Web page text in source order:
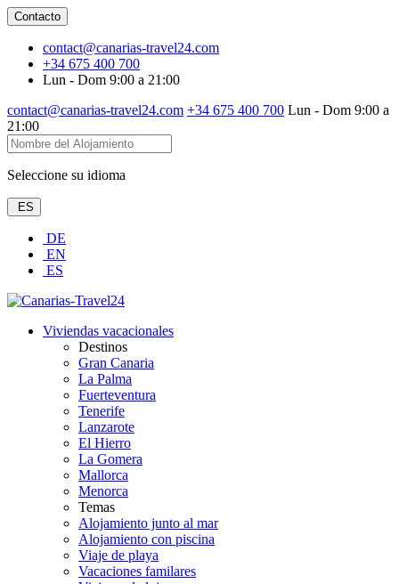
Contacto
contact@canarias-travel24.com
+34 675 400 700
Lun - Dom 9:00 a 21:00
contact@canarias-travel24.com +34 675 400 700 Lun - Dom 9:00 a
21:00
Seleccione su idioma
ES
DE
EN
ES
Viviendas vacacionales
Destinos
Gran Canaria
La Palma
Fuerteventura
Tenerife
Lanzarote
El Hierro
La Gomera
Mallorca
Menorca
Temas
Alojamiento junto al mar
Alojamiento con piscina
Viaje de playa
Vacaciones familares